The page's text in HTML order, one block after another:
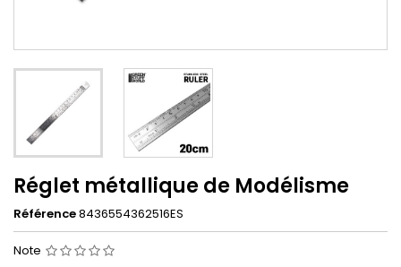
Réglet métallique de Modélisme
Référence8436554362516ES
Note